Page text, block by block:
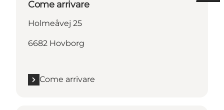
Come arrivare
Holmeåvej 25
6682 Hovborg
Come arrivare